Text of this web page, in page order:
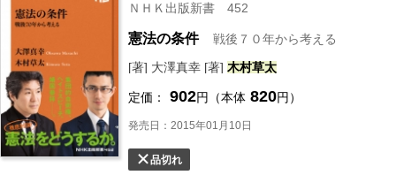
ＮＨＫ出版新書 452
憲法の条件
戦後７０年から考える
[著] 大澤真幸 [著] 木村草太
定価： 902円（本体 820円）
発売日：2015年01月10日
品切れ